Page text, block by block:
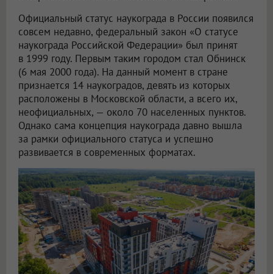
Официальный статус наукограда в России появился
совсем недавно, федеральный закон «О статусе
наукограда Российской Федерации» был принят
в 1999 году. Первым таким городом стал Обнинск
(6 мая 2000 года). На данный момент в стране
признается 14 наукоградов, девять из которых
расположены в Московской области, а всего их,
неофициальных, — около 70 населенных пунктов.
Однако сама концепция наукограда давно вышла
за рамки официального статуса и успешно
развивается в современных форматах.